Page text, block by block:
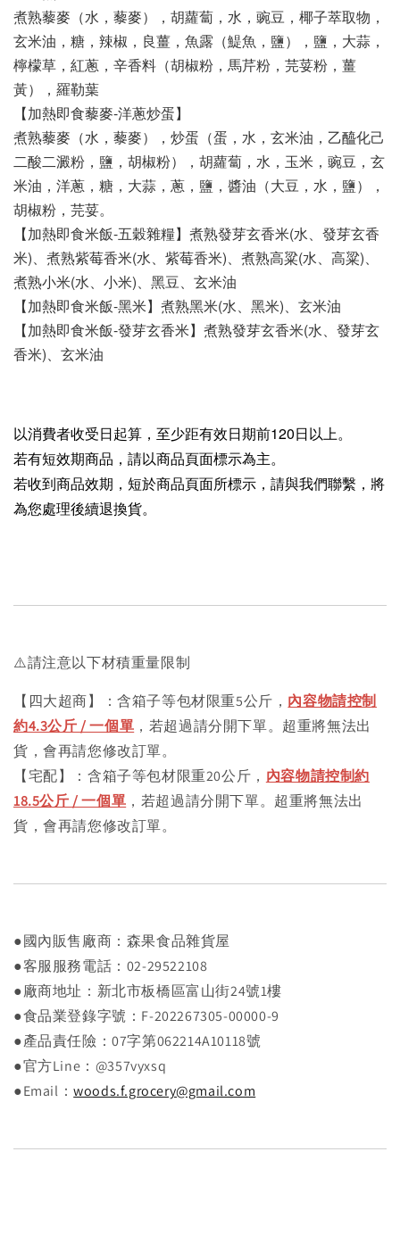
煮熟藜麥（水，藜麥），胡蘿蔔，水，豌豆，椰子萃取物，
玄米油，糖，辣椒，良薑，魚露（鯷魚，鹽），鹽，大蒜，
檸檬草，紅蔥，辛香料（胡椒粉，馬芹粉，芫荽粉，薑
黃），羅勒葉
【加熱即食藜麥-洋蔥炒蛋】
煮熟藜麥（水，藜麥），炒蛋（蛋，水，玄米油，乙醯化己
二酸二澱粉，鹽，胡椒粉），胡蘿蔔，水，玉米，豌豆，玄
米油，洋蔥，糖，大蒜，蔥，鹽，醬油（大豆，水，鹽），
胡椒粉，芫荽。
【加熱即食米飯-五穀雜糧】煮熟發芽玄香米(水、發芽玄香
米)、煮熟紫莓香米(水、紫莓香米)、煮熟高粱(水、高粱)、
煮熟小米(水、小米)、黑豆、玄米油
【加熱即食米飯-黑米】煮熟黑米(水、黑米)、玄米油
【加熱即食米飯-發芽玄香米】煮熟發芽玄香米(水、發芽玄
香米)、玄米油
以消費者收受日起算，至少距有效日期前120日以上。
若有短效期商品，請以商品頁面標示為主。
若收到商品效期，短於商品頁面所標示，請與我們聯繫，將
為您處理後續退換貨。
⚠️請注意以下材積重量限制
【四大超商】：含箱子等包材限重5公斤， 內容物請控制
約4.3公斤 / 一個單 ，若超過請分開下單。超重將無法出
貨，會再請您修改訂單。
【宅配】：含箱子等包材限重20公斤， 內容物請控制約
18.5公斤 / 一個單 ，若超過請分開下單。超重將無法出
貨，會再請您修改訂單。
●國內販售廠商：森果食品雜貨屋
●客服服務電話：02-29522108
●廠商地址：新北市板橋區富山街24號1樓
●食品業登錄字號：F-202267305-00000-9
●產品責任險：07字第062214A10118號
●官方Line：@357vyxsq
●Email：woods.f.grocery@gmail.com